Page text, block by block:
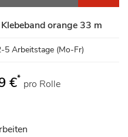
orange 33 m
5 Arbeitstage (Mo-Fr)
€* pro Rolle